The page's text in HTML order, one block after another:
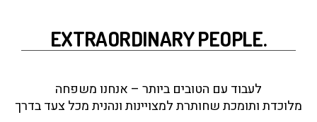
.EXTRAORDINARY PEOPLE
לעבוד עם הטובים ביותר – אנחנו משפחה
מלוכדת ותומכת שחותרת למצויינות ונהנית מכל צעד בדרך